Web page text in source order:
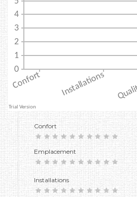
Confort
Emplacement
Installations